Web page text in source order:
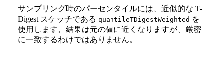
サンプリング時のパーセンタイルには、近似的な T-
Digest スケッチである quantileTDigestWeighted を
使用します。結果は元の値に近くなりますが、厳密
に一致するわけではありません。